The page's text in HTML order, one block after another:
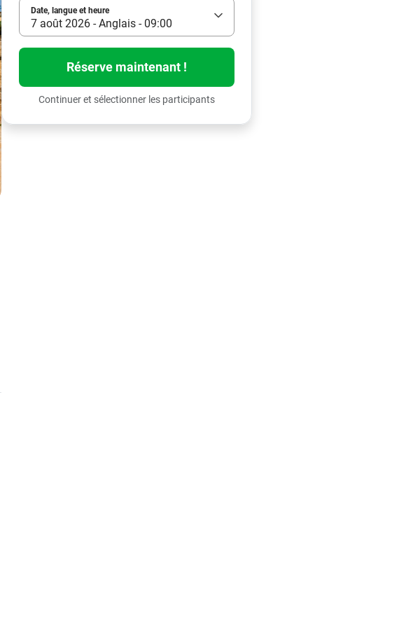
Date, langue et heure
7 août 2026 - Anglais - 09:00
Réserve maintenant !
Continuer et sélectionner les participants